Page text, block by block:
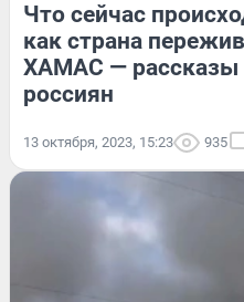
Что сейчас
как страна
ХАМАС — рассказы
россиян
13 октября, 2023, 15:23 935